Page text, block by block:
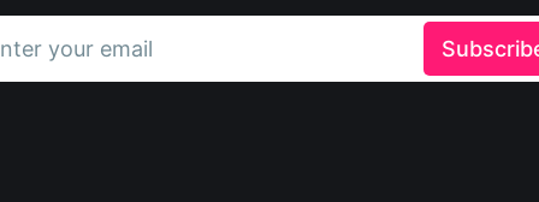
your email